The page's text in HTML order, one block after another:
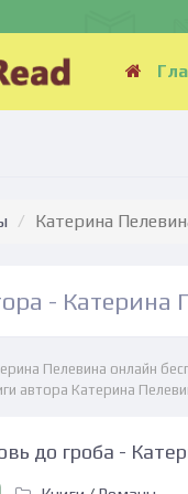
Катерина
- Катерина
Пелевина онлайн
автора Катерина